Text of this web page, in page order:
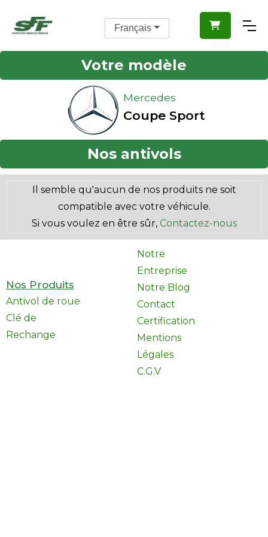

Votre modèle
Mercedes
Coupe Sport
Nos antivols
Il semble qu'aucun de nos produits ne soit
compatible avec votre véhicule.
Si vous voulez en être sûr, Contactez-nous
Nos Produits
Antivol de roue
Clé de
Rechange
Notre
Entreprise
Notre Blog
Contact
Certification
Mentions
Légales
C.G.V
Français